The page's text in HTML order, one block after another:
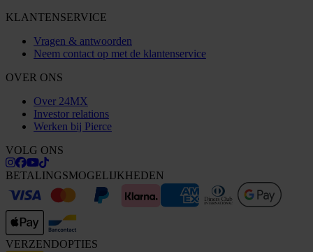
KLANTENSERVICE
Vragen & antwoorden
Neem contact op met de klantenservice
OVER ONS
Over 24MX
Investor relations
Werken bij Pierce
VOLG ONS
BETALINGSMOGELIJKHEDEN
VERZENDOPTIES